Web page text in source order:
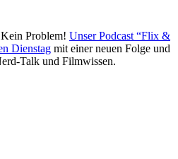
Problem! Unser Podcast “Flix &
Dienstag mit einer neuen Folge und
Talk und Filmwissen.